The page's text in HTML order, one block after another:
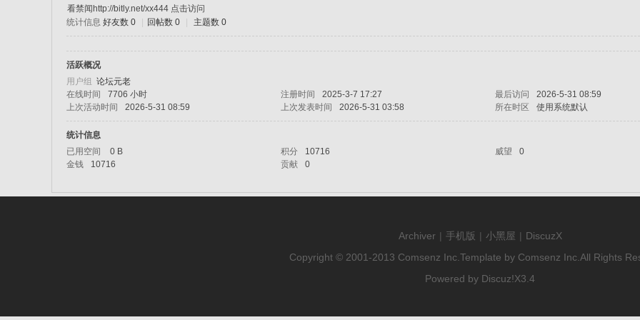
看禁闻http://bitly.net/xx444 点击访问
统计信息 好友数 0 回帖数 0 主题数 0
活跃概况
用户组 论坛元老
在线时间
7706 小时 注册时间 2025-3-7 17:27 最后访问
2026-5-31 08:59
上次活动时间
2026-5-31 08:59 上次发表时间 2026-5-31 03:58 所在时区 使用系统默认
统计信息
已用空间
0 B 积分 10716 威望
0
金钱
10716 贡献 0
Archiver | 手机版 | 小黑屋 | DiscuzX
Copyright © 2001-2013 Comsenz Inc. Template by Comsenz Inc. All Rights
Powered by Discuz!X3.4